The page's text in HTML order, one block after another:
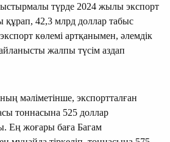
түрде 2024 жылы экспорт
құрап, 42,3 млрд доллар табыс
көлемі артқанымен, әлемдік
жалпы түсім аздап
мәліметінше, экспортталған
тоннасына 525 доллар
Ең жоғары баға Багам